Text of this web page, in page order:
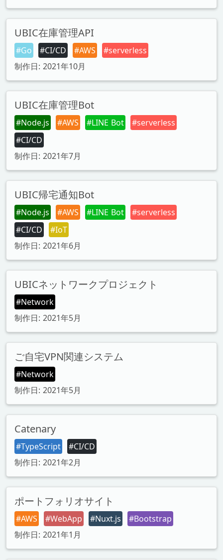
UBIC在庫管理API
#Go #CI/CD #AWS
#serverless
制作日: 2021年10月
UBIC在庫管理Bot
#Node.js #AWS #LINE Bot
#serverless
#CI/CD
制作日: 2021年7月
UBIC帰宅通知Bot
#Node.js #AWS #LINE Bot
#serverless
#CI/CD
#IoT
制作日: 2021年6月
UBICネットワークプロジェクト
#Network
制作日: 2021年5月
ご自宅VPN関連システム
#Network
制作日: 2021年5月
Catenary
#TypeScript
#CI/CD
制作日: 2021年2月
ポートフォリオサイト
#AWS #WebApp #Nuxt.js
#Bootstrap
制作日: 2021年1月